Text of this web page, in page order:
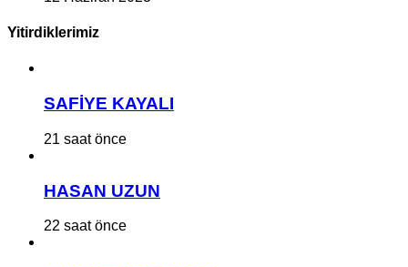
Yitirdiklerimiz
SAFİYE KAYALI
21 saat önce
HASAN UZUN
22 saat önce